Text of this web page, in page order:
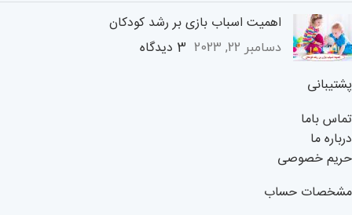
اهمیت اسباب بازی بر رشد کودکان
دسامبر 22, 2023
3 دیدگاه
پشتیبانی
تماس باما
درباره ما
حریم خصوصی
مشخصات حساب